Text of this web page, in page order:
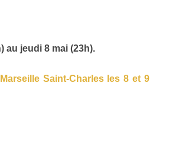
au jeudi 8 mai (23h).
Saint-Charles les 8 et 9